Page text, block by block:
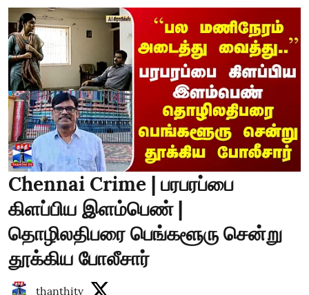
Chennai Crime | பரபரப்பை
கிளப்பிய இளம்பெண் |
தொழிலதிபரை பெங்களூரு சென்று
தூக்கிய போலீசார்
thanthitv